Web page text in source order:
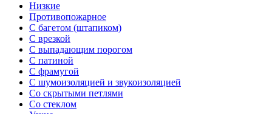
Низкие
Противопожарное
С багетом (штапиком)
С врезкой
С выпадающим порогом
С патиной
С фрамугой
С шумоизоляцией и звукоизоляцией
Со скрытыми петлями
Со стеклом